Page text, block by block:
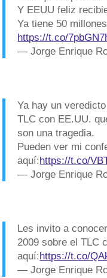
Y EEUU feliz
Ya tiene 50
https://t.co/
— Jorge Enrique
Ya hay un
TLC con EE.UU.
son una tragedia.
Pueden ver mi
aquí:https://t.co/
— Jorge Enrique
Les invito a
2009 sobre el TLC
aquí:https://t.co/
— Jorge Enrique